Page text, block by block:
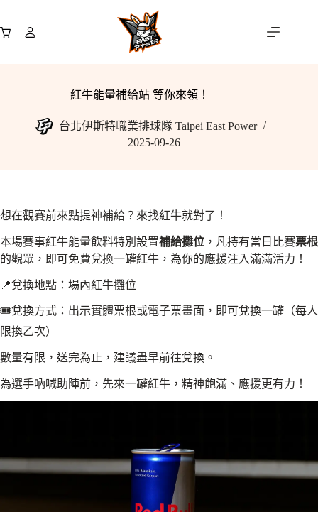
至
購
紅牛能量補給站 等你來領！
台北伊斯特職業排球隊 Taipei East Power
2025-09-26
想在觀賽前來點提神補給？來找紅牛就對了！
本場賽事紅牛能量飲料特別設置補給攤位 ，凡持有當日比賽票根
的觀眾，即可免費兌換一罐紅牛，為你的應援注入滿滿活力！
📍兌換地點：場內紅牛攤位
🎟兌換方式：出示實體票根或電子票畫面，即可兌換一罐（每人
限換乙次）
數量有限，送完為止，建議盡早前往兌換。
為選手吶喊助陣前，先來一罐紅牛，精神飽滿、應援更有力！